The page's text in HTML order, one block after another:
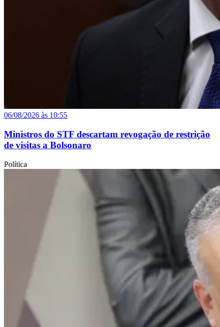
06/08/2026 às 10:55
Ministros do STF descartam revogação de restrição
de visitas a Bolsonaro
Política